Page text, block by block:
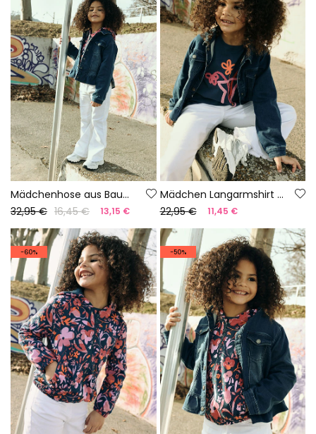
Mädchenhose aus Baumwolle in Weiß
32,95 € 16,45 € 13,15 €
Mädchen Langarmshirt aus Baumwolle in Marineblau
22,95 €
11,45 €
-60% -50%